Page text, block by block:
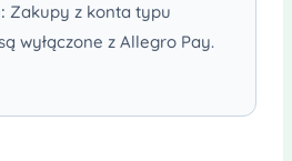
Zakupy z konta typu
wyłączone z Allegro Pay.